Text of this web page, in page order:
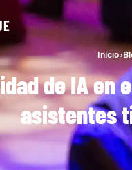
Inicio›
de IA en
asistentes